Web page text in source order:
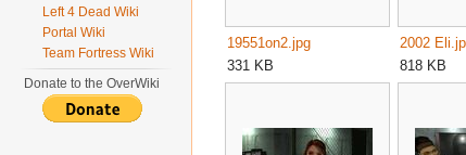
19551on2.jpg
331 KB
2002
818 KB
Left 4 Dead Wiki
Portal Wiki
Team Fortress Wiki
Donate to the OverWiki